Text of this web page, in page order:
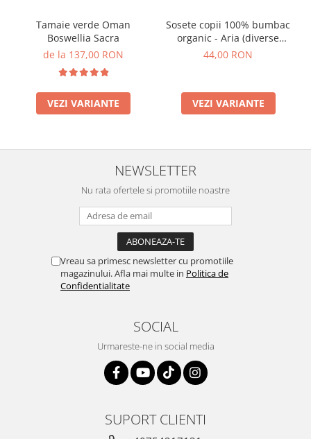
Tamaie verde Oman
Boswellia Sacra
de la 137,00 RON
VEZI VARIANTE
Sosete copii 100% bumbac
organic - Aria (diverse
marimi)
44,00 RON
VEZI VARIANTE
NEWSLETTER
Nu rata ofertele si promotiile noastre
Vreau sa primesc newsletter cu promotiile
magazinului. Afla mai multe in Politica de
Confidentialitate
SOCIAL
Urmareste-ne in social media
SUPORT CLIENTI